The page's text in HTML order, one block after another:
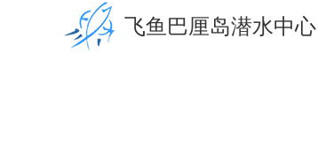
飞鱼巴厘岛潜水中心